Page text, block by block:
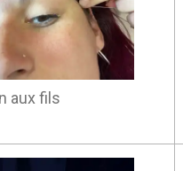
aux fils